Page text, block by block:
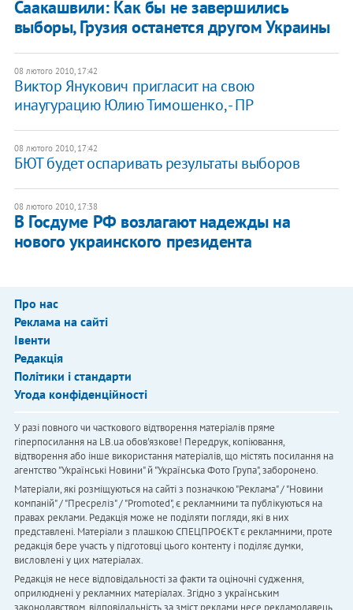
Саакашвили: Как бы не завершились
выборы, Грузия останется другом Украины
08 лютого 2010, 17:42
Виктор Янукович пригласит на свою
инаугурацию Юлию Тимошенко, - ПР
08 лютого 2010, 17:42
БЮТ будет оспаривать результаты выборов
08 лютого 2010, 17:38
В Госдуме РФ возлагают надежды на
нового украинского президента
Про нас
Реклама на сайті
Івенти
Редакція
Політики і стандарти
Угода конфіденційності
У разі повного чи часткового відтворення матеріалів пряме
гіперпосилання на LB.ua обов'язкове! Передрук, копіювання,
відтворення або інше використання матеріалів, що містять посилання на
агентство "Українськi Новини" й "Українська Фото Група", заборонено.
Матеріали, які розміщуються на сайті з позначкою "Реклама" / "Новини
компаній" / "Пресреліз" / "Promoted", є рекламними та публікуються на
правах реклами. Редакція може не поділяти погляди, які в них
представлені. Матеріали з плашкою СПЕЦПРОЄКТ є рекламними, проте
редакція бере участь у підготовці цього контенту і поділяє думки,
висловлені у цих матеріалах.
Редакція не несе відповідальності за факти та оціночні судження,
оприлюднені у рекламних матеріалах. Згідно з українським
законодавством, відповідальність за зміст реклами несе рекламодавець.